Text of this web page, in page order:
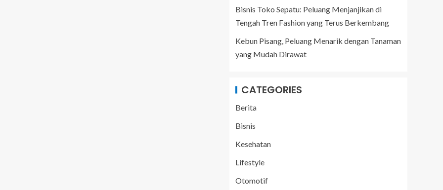
Bisnis Toko Sepatu: Peluang Menjanjikan di
Tengah Tren Fashion yang Terus Berkembang
Kebun Pisang, Peluang Menarik dengan Tanaman
yang Mudah Dirawat
CATEGORIES
Berita
Bisnis
Kesehatan
Lifestyle
Otomotif